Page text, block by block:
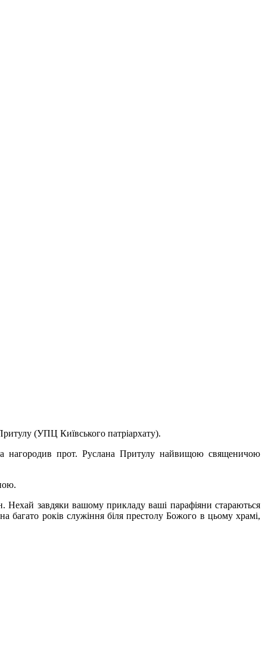
(УПЦ Київського патріархату).
нагородив прот. Руслана Притулу найвищою священичою
Нехай завдяки вашому прикладу ваші парафіяни стараються
багато років служіння біля престолу Божого в цьому храмі,